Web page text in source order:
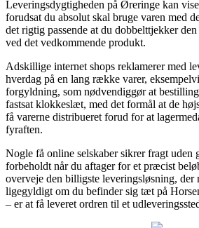
Leveringsdygtigheden på Øreringe kan
forudsat du absolut skal bruge varen med
det rigtig passende at du dobbelttjekker
ved det vedkommende produkt.
Adskillige internet shops reklamerer med
hverdag på en lang række varer,
forgyldning, som nødvendiggør at
fastsat klokkeslæt, med det formål at de
få varerne distribueret forud for at
fyraften.
Nogle få online selskaber sikrer fragt uden
forbeholdt når du aftager for et præcist
overveje den billigste leveringsløsning, der
ligegyldigt om du befinder sig tæt på
– er at få leveret ordren til et